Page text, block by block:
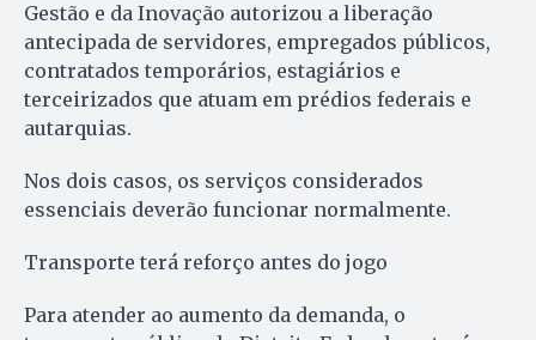
Gestão e da Inovação autorizou a liberação
antecipada de servidores, empregados públicos,
contratados temporários, estagiários e
terceirizados que atuam em prédios federais e
autarquias.
Nos dois casos, os serviços considerados
essenciais deverão funcionar normalmente.
Transporte terá reforço antes do jogo
Para atender ao aumento da demanda, o